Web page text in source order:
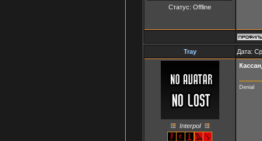
Статус: Offline
Tray Дата:
Interpol
Denial